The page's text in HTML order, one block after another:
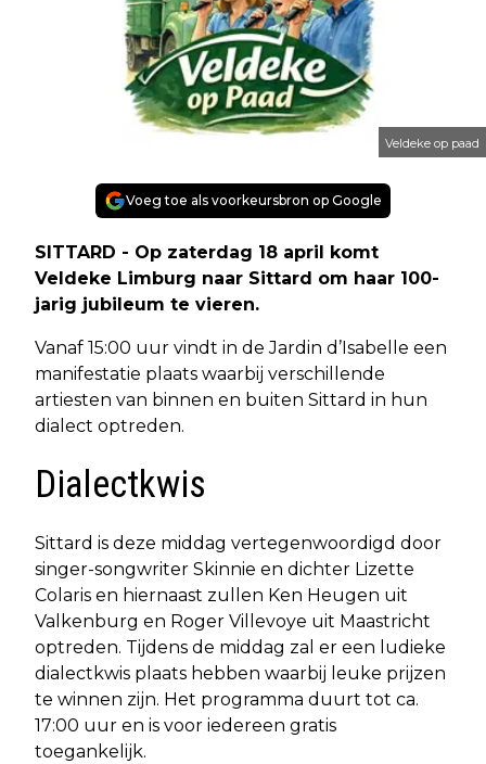
Veldeke op paad
Voeg toe als voorkeursbron op Google
SITTARD - Op zaterdag 18 april komt
Veldeke Limburg naar Sittard om haar 100-
jarig jubileum te vieren.
Vanaf 15:00 uur vindt in de Jardin d’Isabelle een
manifestatie plaats waarbij verschillende
artiesten van binnen en buiten Sittard in hun
dialect optreden.
Dialectkwis
Sittard is deze middag vertegenwoordigd door
singer-songwriter Skinnie en dichter Lizette
Colaris en hiernaast zullen Ken Heugen uit
Valkenburg en Roger Villevoye uit Maastricht
optreden. Tijdens de middag zal er een ludieke
dialectkwis plaats hebben waarbij leuke prijzen
te winnen zijn. Het programma duurt tot ca.
17:00 uur en is voor iedereen gratis
toegankelijk.